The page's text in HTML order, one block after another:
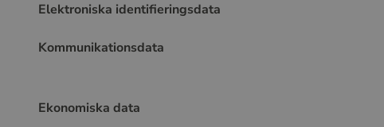
Elektroniska identifieringsdata
Kommunikationsdata
Ekonomiska data